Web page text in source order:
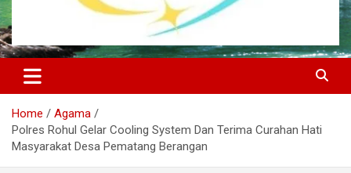
Kembar Multi Media
Home
Agama
Polres Rohul Gelar Cooling System Dan Terima Curahan Hati
Masyarakat Desa Pematang Berangan